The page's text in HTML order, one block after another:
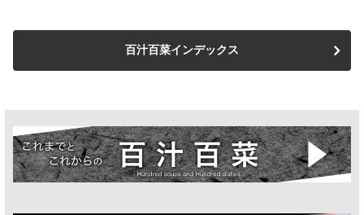
百汁百菜インデックス